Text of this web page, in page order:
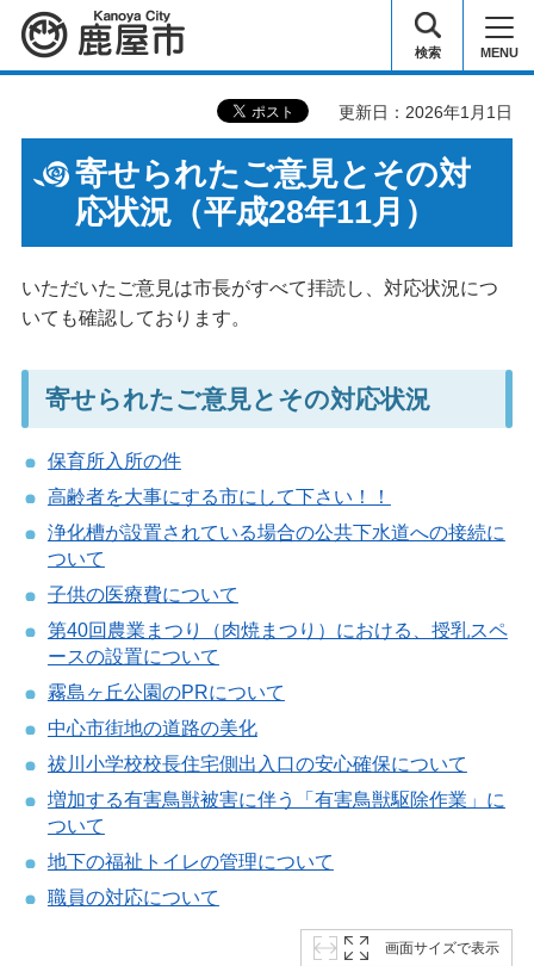
鹿屋市 検索 MENU
更新日：2026年1月1日
寄せられたご意見とその対
応状況（平成28年11月）
いただいたご意見は市長がすべて拝読し、対応状況につ
いても確認しております。
寄せられたご意見とその対応状況
保育所入所の件
高齢者を大事にする市にして下さい！！
浄化槽が設置されている場合の公共下水道への接続に
ついて
子供の医療費について
第40回農業まつり（肉焼まつり）における、授乳スペ
ースの設置について
霧島ヶ丘公園のPRについて
中心市街地の道路の美化
祓川小学校校長住宅側出入口の安心確保について
増加する有害鳥獣被害に伴う「有害鳥獣駆除作業」に
ついて
地下の福祉トイレの管理について
職員の対応について
画面サイズで表示